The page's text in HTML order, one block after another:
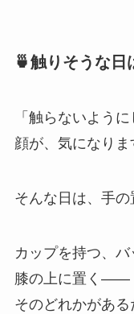
🍵触りそうな日
「触らないよう
顔が、気になりま
そんな日は、手の
カップを持つ、バ
膝の上に置く——
そのどれかがある